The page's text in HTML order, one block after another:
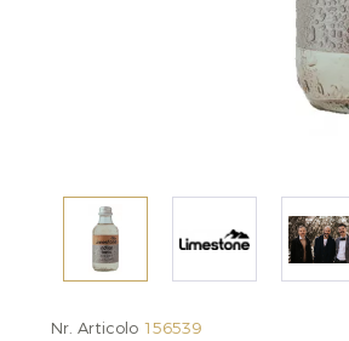
Nr. Articolo 156539